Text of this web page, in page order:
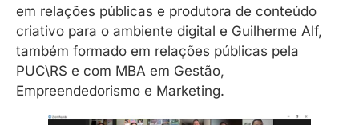
em relações públicas e produtora de conteúdo
criativo para o ambiente digital e Guilherme Alf,
também formado em relações públicas pela
PUC\RS e com MBA em Gestão,
Empreendedorismo e Marketing.